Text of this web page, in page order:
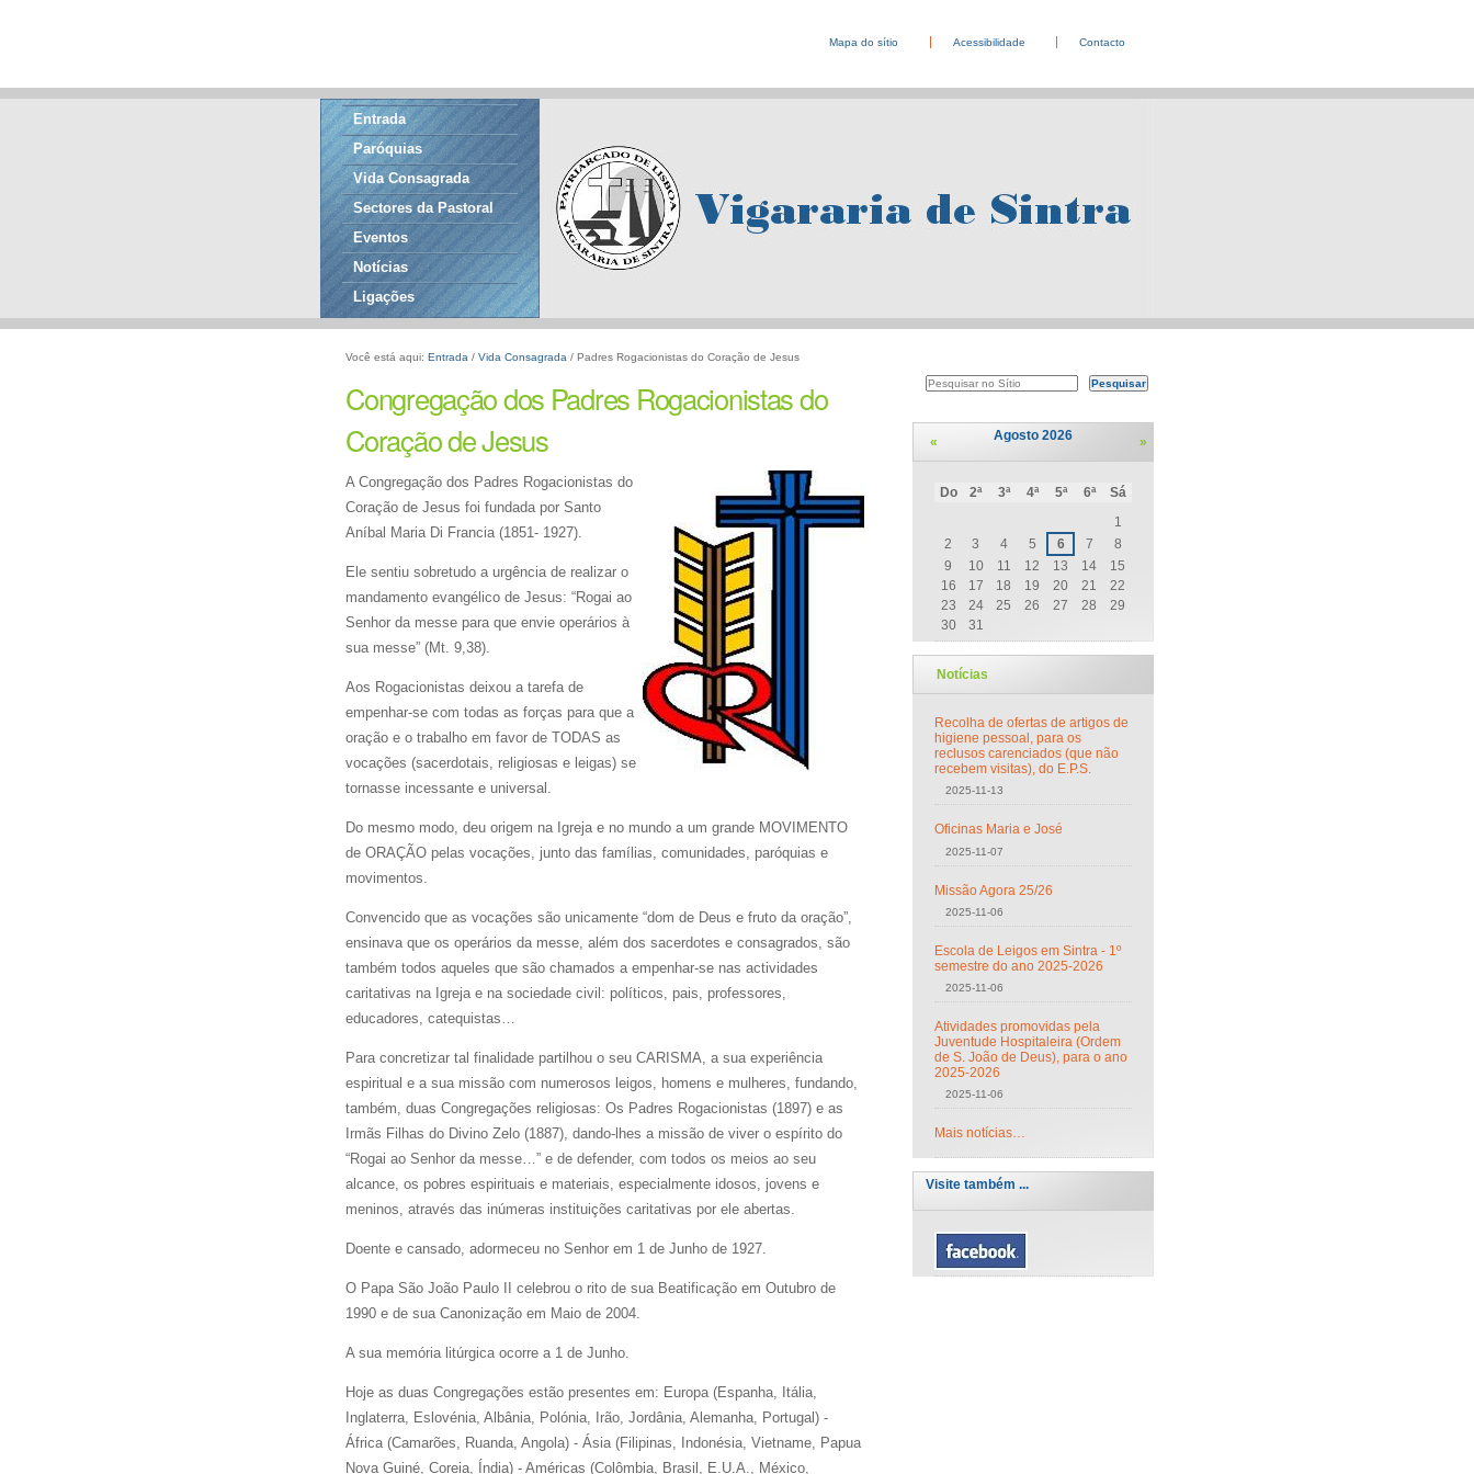
Mapa do sítio Acessibilidade Contacto
Entrada
Paróquias
Vida Consagrada
Sectores da Pastoral
Eventos
Notícias
Ligações
Você está aqui: Entrada / Vida Consagrada / Padres Rogacionistas do Coração de Jesus
Congregação dos Padres Rogacionistas do
Coração de Jesus
A Congregação dos Padres Rogacionistas do
Coração de Jesus foi fundada por Santo
Aníbal Maria Di Francia (1851- 1927).
Ele sentiu sobretudo a urgência de realizar o
mandamento evangélico de Jesus: “Rogai ao
Senhor da messe para que envie operários à
sua messe” (Mt. 9,38).
Aos Rogacionistas deixou a tarefa de
empenhar-se com todas as forças para que a
oração e o trabalho em favor de TODAS as
vocações (sacerdotais, religiosas e leigas) se
tornasse incessante e universal.
Do mesmo modo, deu origem na Igreja e no mundo a um grande MOVIMENTO
de ORAÇÃO pelas vocações, junto das famílias, comunidades, paróquias e
movimentos.
Convencido que as vocações são unicamente “dom de Deus e fruto da oração”,
ensinava que os operários da messe, além dos sacerdotes e consagrados, são
também todos aqueles que são chamados a empenhar-se nas actividades
caritativas na Igreja e na sociedade civil: políticos, pais, professores,
educadores, catequistas…
Para concretizar tal finalidade partilhou o seu CARISMA, a sua experiência
espiritual e a sua missão com numerosos leigos, homens e mulheres, fundando,
também, duas Congregações religiosas: Os Padres Rogacionistas (1897) e as
Irmãs Filhas do Divino Zelo (1887), dando-lhes a missão de viver o espírito do
“Rogai ao Senhor da messe…” e de defender, com todos os meios ao seu
alcance, os pobres espirituais e materiais, especialmente idosos, jovens e
meninos, através das inúmeras instituições caritativas por ele abertas.
Doente e cansado, adormeceu no Senhor em 1 de Junho de 1927.
O Papa São João Paulo II celebrou o rito de sua Beatificação em Outubro de
1990 e de sua Canonização em Maio de 2004.
A sua memória litúrgica ocorre a 1 de Junho.
Hoje as duas Congregações estão presentes em: Europa (Espanha, Itália,
Inglaterra, Eslovénia, Albânia, Polónia, Irão, Jordânia, Alemanha, Portugal) -
África (Camarões, Ruanda, Angola) - Ásia (Filipinas, Indonésia, Vietname, Papua
Nova Guiné, Coreia, Índia) - Américas (Colômbia, Brasil, E.U.A., México,
Pesquisar
Pesquisa
Avançada…
« Agosto 2026 »
Do 2ª 3ª 4ª 5ª 6ª
Sá
1
2
3 4 5 6 7
8
9
10 11 12 13 14
15
16
17 18 19 20 21
22
23
24 25 26 27 28
29
30
31
Notícias
Recolha de ofertas de artigos de
higiene pessoal, para os
reclusos carenciados (que não
recebem visitas), do E.P.S.
2025-11-13
Oficinas Maria e José
2025-11-07
Missão Agora 25/26
2025-11-06
Escola de Leigos em Sintra - 1º
semestre do ano 2025-2026
2025-11-06
Atividades promovidas pela
Juventude Hospitaleira (Ordem
de S. João de Deus), para o ano
2025-2026
2025-11-06
Mais notícias…
Visite também ...